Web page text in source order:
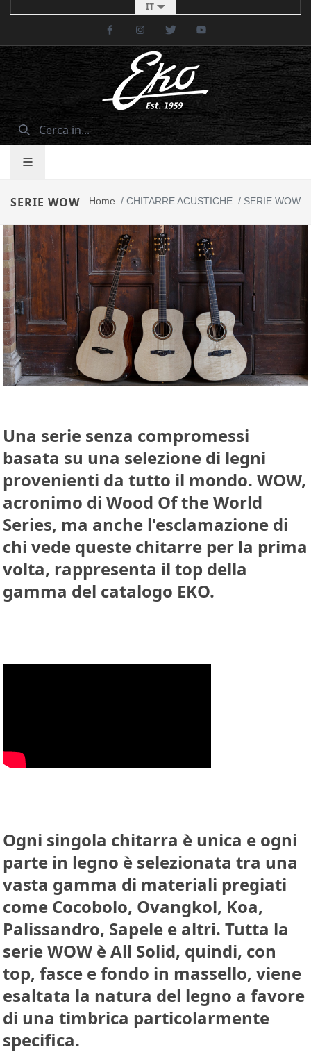
IT
FacebookInstagramTwitter
SERIE WOW Home / CHITARRE ACUSTICHE / SERIE WOW
Una serie senza compromessi
basata su una selezione di legni
provenienti da tutto il mondo. WOW,
acronimo di Wood Of the World
Series, ma anche l'esclamazione di
chi vede queste chitarre per la prima
volta, rappresenta il top della
gamma del catalogo EKO.
Ogni singola chitarra è unica e ogni
parte in legno è selezionata tra una
vasta gamma di materiali pregiati
come Cocobolo, Ovangkol, Koa,
Palissandro, Sapele e altri. Tutta la
serie WOW è All Solid, quindi, con
top, fasce e fondo in massello, viene
esaltata la natura del legno a favore
di una timbrica particolarmente
specifica.